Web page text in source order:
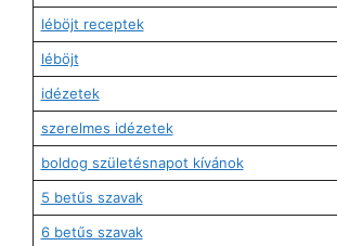
léböjt receptek
léböjt
idézetek
szerelmes idézetek
boldog születésnapot kívánok
5 betűs szavak
6 betűs szavak